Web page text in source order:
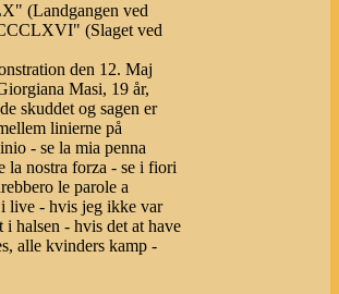
(Landgangen ved
(Slaget ved
den 12. Maj
Masi, 19 år,
skuddet og sagen er
linierne på
- se la mia penna
la nostra forza - se i fiori
le parole a
live - hvis jeg ikke var
halsen - hvis det at have
alle kvinders kamp -